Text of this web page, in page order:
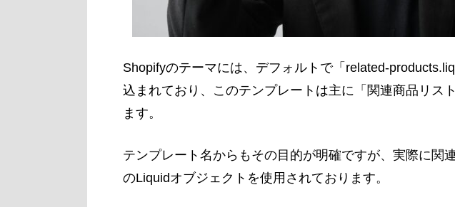
Shopifyのテーマには、デフォルトで「related-
込まれており、このテンプレートは主に「関連商品リス
ます。
テンプレート名からもその目的が明確ですが、実際に関
のLiquidオブジェクトを使用されております。